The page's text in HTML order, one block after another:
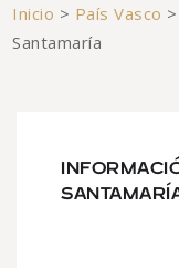
Inicio > País Vasco
Santamaría